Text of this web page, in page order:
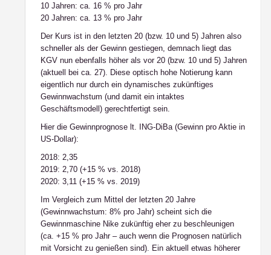
10 Jahren: ca. 16 % pro Jahr
20 Jahren: ca. 13 % pro Jahr
Der Kurs ist in den letzten 20 (bzw. 10 und 5) Jahren also
schneller als der Gewinn gestiegen, demnach liegt das
KGV nun ebenfalls höher als vor 20 (bzw. 10 und 5) Jahren
(aktuell bei ca. 27). Diese optisch hohe Notierung kann
eigentlich nur durch ein dynamisches zukünftiges
Gewinnwachstum (und damit ein intaktes
Geschäftsmodell) gerechtfertigt sein.
Hier die Gewinnprognose lt. ING-DiBa (Gewinn pro Aktie in
US-Dollar):
2018: 2,35
2019: 2,70 (+15 % vs. 2018)
2020: 3,11 (+15 % vs. 2019)
Im Vergleich zum Mittel der letzten 20 Jahre
(Gewinnwachstum: 8% pro Jahr) scheint sich die
Gewinnmaschine Nike zukünftig eher zu beschleunigen
(ca. +15 % pro Jahr – auch wenn die Prognosen natürlich
mit Vorsicht zu genießen sind). Ein aktuell etwas höherer